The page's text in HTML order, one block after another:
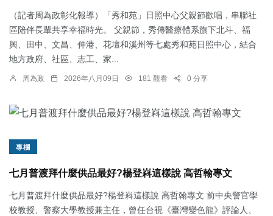
（記者周為政彰化報導）「秀和苑」日照中心父親節歡唱，串聯社
區陪伴長輩共享幸福時光。 父親節，秀傳醫療體系旗下北斗、福
興、田中、文昌、伸港、花壇和溪州等七處秀和苑日照中心，結合
地方政府、社區、志工、家...
周為政 2026年八月09日 181 觀看 0 分享
專欄
七月普渡拜什麼供品最好?楊登嵙這樣說 高哲翰專文
七月普渡拜什麼供品最好?楊登嵙這樣說 高哲翰專文 前中央警官學
校教授、警察大學教授兼主任，曾任台視《臺灣變色龍》評論人、